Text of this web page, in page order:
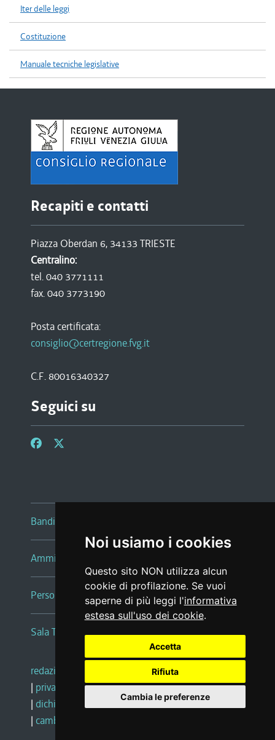
Noi usiamo i cookies
Questo sito NON utilizza alcun
cookie di profilazione. Se vuoi
saperne di più leggi l'informativa
estesa sull'uso dei cookie.
Accetta
Rifiuta
Cambia le preferenze
Iter delle leggi
Costituzione
Manuale tecniche legislative
Recapiti e contatti
Piazza Oberdan 6, 34133 TRIESTE
Centralino:
tel. 040 3771111
fax. 040 3773190
Posta certificata:
consiglio@certregione.fvg.it
C.F. 80016340327
Seguici su
Bandi e avvisi
Amministrazione trasparente
Persone e Uffici
Sala Tiziano Tessitori
redazione web |glossario
| privacy
social media policy
| dichiarazione di accessibilità |feedback
| cambio preferenze cookie